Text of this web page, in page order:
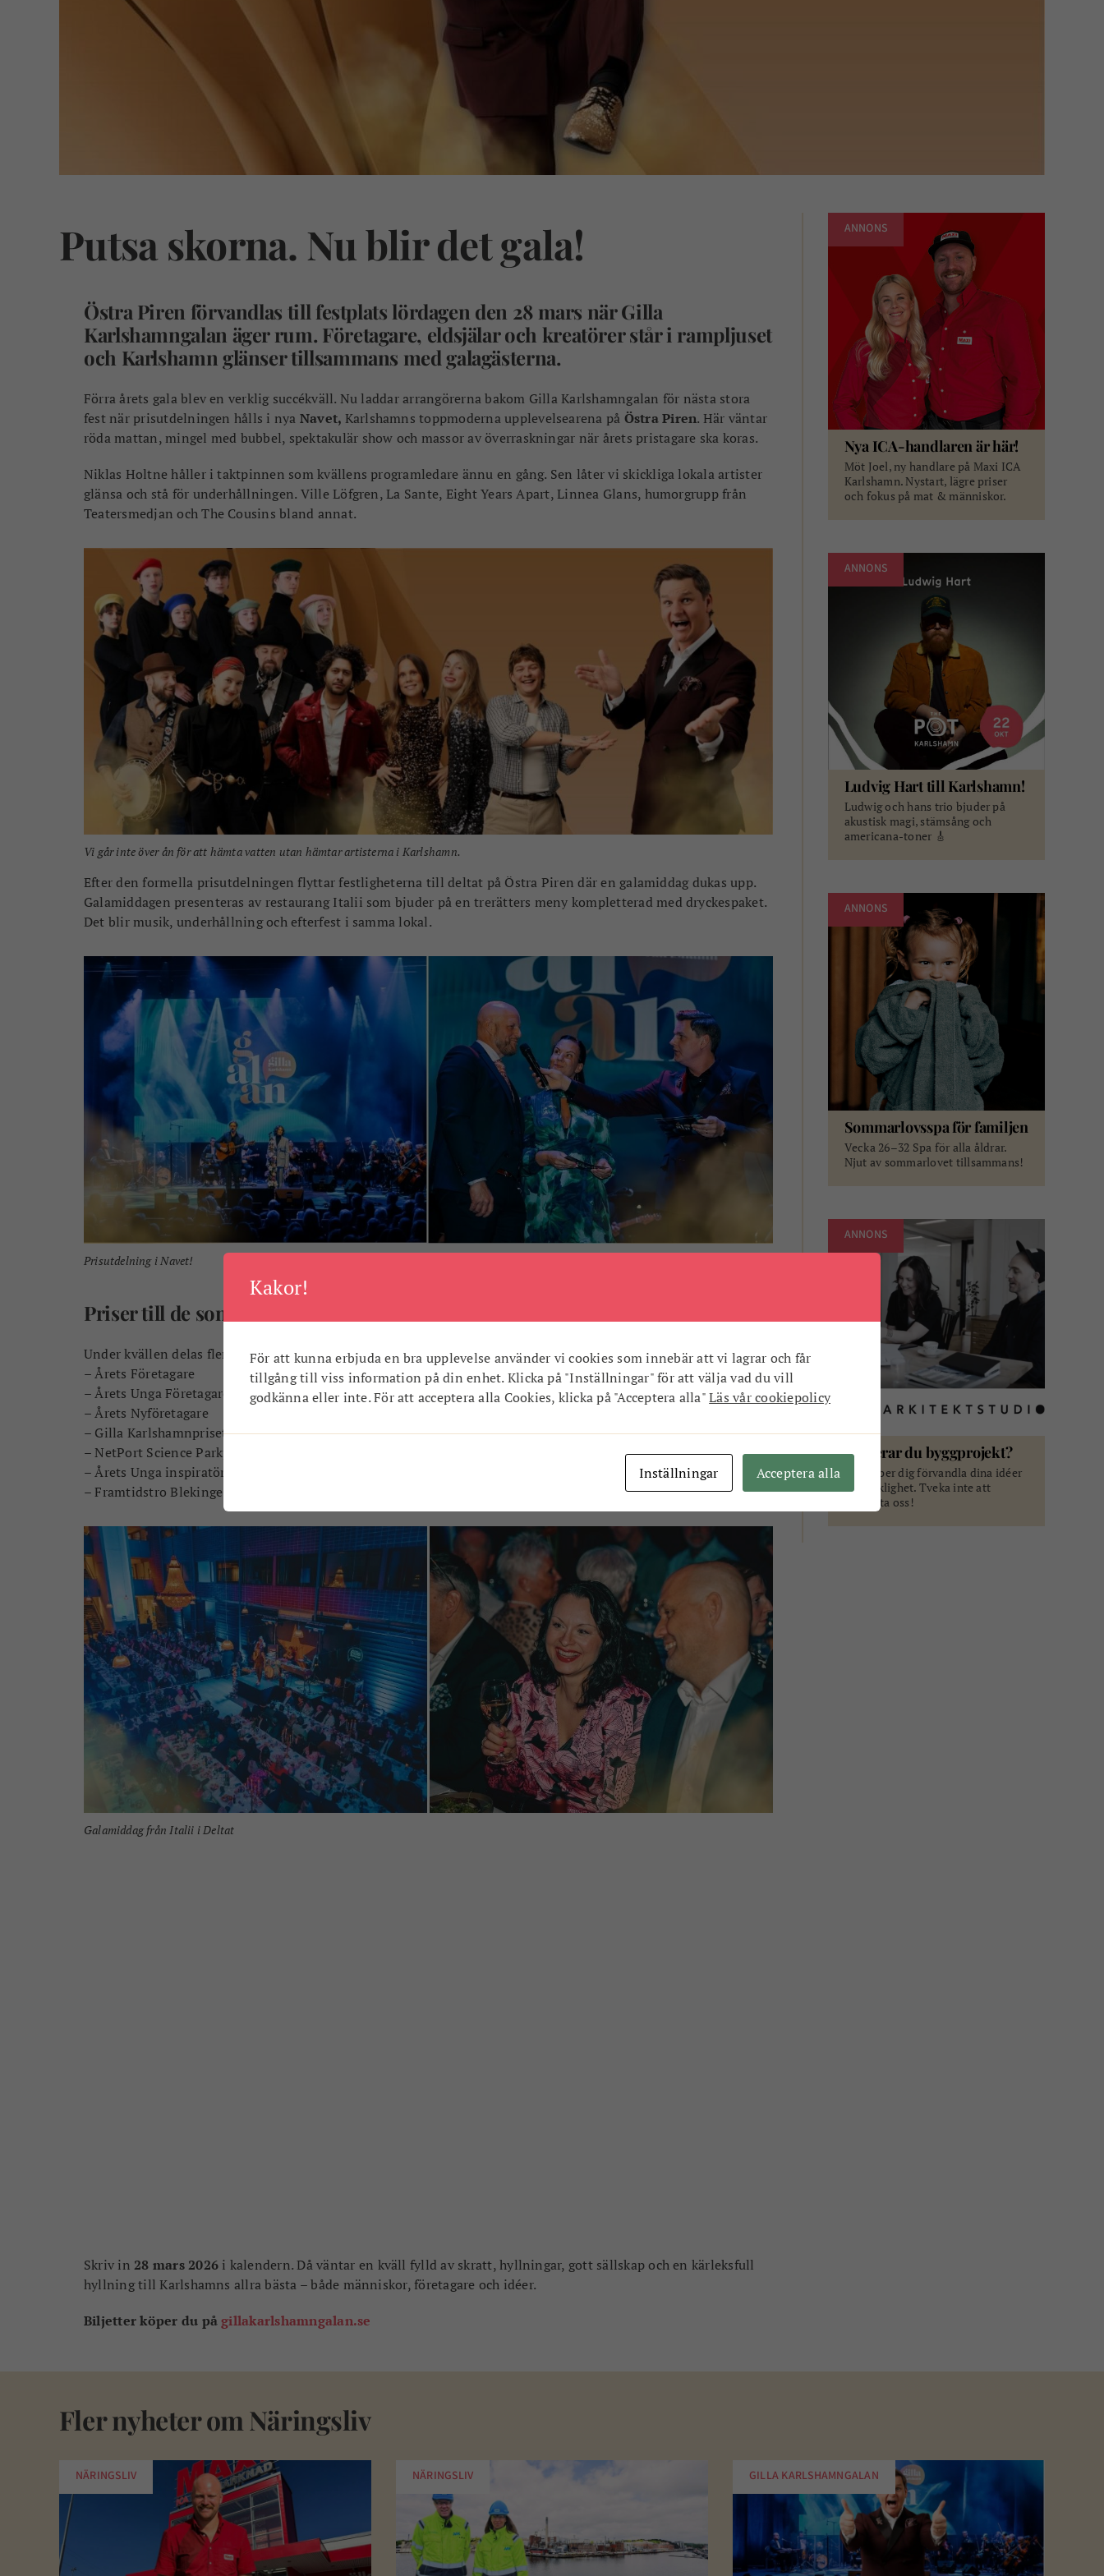
Putsa skorna. Nu blir det gala!
Östra Piren förvandlas till festplats lördagen den 28 mars närGilla
Karlshamngalan äger rum. Företagare, eldsjälar och kreatörer står i rampljuset
och Karlshamn glänser tillsammans med galagästerna.
Förra årets gala blev en verklig succékväll. Nu laddar arrangörerna bakom Gilla Karlshamngalan för nästa stora
fest när prisutdelningen hålls i nya Navet, Karlshamns toppmoderna upplevelsearena på Östra Piren. Här väntar
röda mattan, mingel med bubbel, spektakulär show och massor av överraskningar när årets pristagare ska koras.
Niklas Holtne håller i taktpinnen som kvällens programledare ännu en gång. Sen låter vi skickliga lokala artister
glänsa och stå för underhållningen. Ville Löfgren, La Sante, Eight Years Apart, Linnea Glans, humorgrupp från
Teatersmedjan och The Cousins bland annat.
Vi går inte över ån för att hämta vatten utan hämtar artisterna i Karlshamn.
Efter den formella prisutdelningen flyttar festligheterna till deltat på Östra Piren där en galamiddag dukas upp.
Galamiddagen presenteras av restaurang Italii som bjuder på en trerätters meny kompletterad med dryckespaket.
Det blir musik, underhållning och efterfest i samma lokal.
Prisutdelning i Navet!
Priser till de som gör Karlshamn levande!
Under kvällen delas flera prestigefyllda utmärkelser ut för att lyfta fram stadens entreprenörer och kreatörer.
– Årets Företagare
– Årets Unga Företagare
– Årets Nyföretagare
– Gilla Karlshamnpriset
– NetPort Science Parkpriset
– Årets Unga inspiratör
– Framtidstro Blekinge-priset
Galamiddag från Italii i Deltat
Skriv in28 mars 2026 i kalendern. Då väntar en kväll fylld av skratt, hyllningar, gott sällskap och en kärleksfull
hyllning till Karlshamns allra bästa – både människor, företagare och idéer.
Biljetter köper du pågillakarlshamngalan.se
ANNONS
Nya ICA-handlaren är här!
Möt Joel, ny handlare på Maxi ICA
Karlshamn. Nystart, lägre priser
och fokus på mat & människor.
ANNONS
Ludvig Hart till Karlshamn!
Ludwig och hans trio bjuder på
akustisk magi, stämsång och
americana-toner 🎸
ANNONS
Sommarlovsspa för familjen
Vecka 26–32 Spa för alla åldrar.
Njut av sommarlovet tillsammans!
ANNONS
Planerar du byggprojekt?
Vi hjälper dig förvandla dina idéer
till verklighet. Tveka inte att
kontakta oss!
Fler nyheter om Näringsliv
NÄRINGSLIV NÄRINGSLIV GILLA KARLSHAMNGALAN
Kakor!
För att kunna erbjuda en bra upplevelse använder vi cookies som innebär att vi lagrar och får
tillgång till viss information på din enhet. Klicka på "Inställningar" för att välja vad du vill
godkänna eller inte. För att acceptera alla Cookies, klicka på "Acceptera alla"Läs vår cookiepolicy
Inställningar Acceptera alla